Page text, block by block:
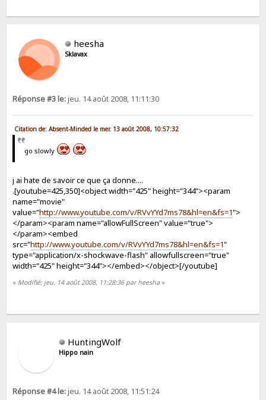
heesha
Sklavax
Réponse #3 le:jeu. 14 août 2008, 11:11:30
Citation de: Absent-Minded le mer. 13 août 2008, 10:57:32
go slowly
j ai hate de savoir ce que ça donne....
.[youtube=425,350]<object width="425" height="344"><param
name="movie"
value="http://www.youtube.com/v/RVvYYd7ms78&hl=en&fs=1">
</param><param name="allowFullScreen" value="true">
</param><embed
src="http://www.youtube.com/v/RVvYYd7ms78&hl=en&fs=1"
type="application/x-shockwave-flash" allowfullscreen="true"
width="425" height="344"></embed></object>[/youtube]
« Modifié: jeu. 14 août 2008, 11:28:36 par heesha »
HuntingWolf
Hippo nain
Réponse #4 le:jeu. 14 août 2008, 11:51:24